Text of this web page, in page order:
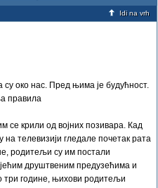
Idi na vrh
око нас. Пред њима је будућност.
правила
се крили од војних позивара. Кад
на телевизији гледале почетак рата
родитељи су им постали
друштвеним предузећима и
три године, њихови родитељи